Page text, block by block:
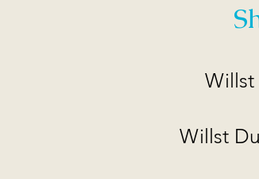
Willst
Willst